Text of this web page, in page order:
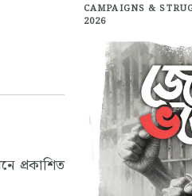
প্রকাশিত
CAMPAIGNS &
2026